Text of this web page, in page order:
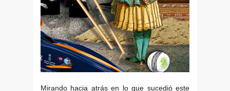
Mirando hacia atrás en lo que sucedió este